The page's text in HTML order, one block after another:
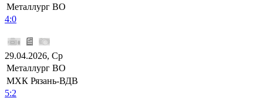
Металлург ВО
4:0
29.04.2026, Ср
Металлург ВО
МХК Рязань-ВДВ
5:2